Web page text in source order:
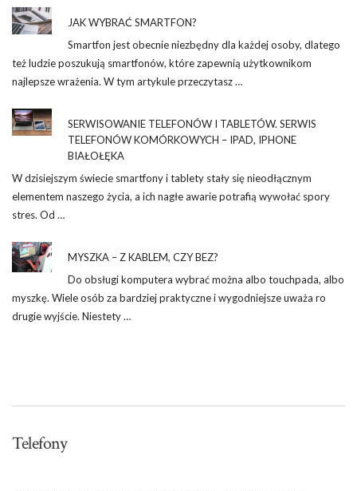
JAK WYBRAĆ SMARTFON?
Smartfon jest obecnie niezbędny dla każdej osoby, dlatego
też ludzie poszukują smartfonów, które zapewnią użytkownikom
najlepsze wrażenia. W tym artykule przeczytasz …
SERWISOWANIE TELEFONÓW I TABLETÓW. SERWIS
TELEFONÓW KOMÓRKOWYCH – IPAD, IPHONE
BIAŁOŁĘKA
W dzisiejszym świecie smartfony i tablety stały się nieodłącznym
elementem naszego życia, a ich nagłe awarie potrafią wywołać spory
stres. Od …
MYSZKA – Z KABLEM, CZY BEZ?
Do obsługi komputera wybrać można albo touchpada, albo
myszkę. Wiele osób za bardziej praktyczne i wygodniejsze uważa ro
drugie wyjście. Niestety …
Telefony